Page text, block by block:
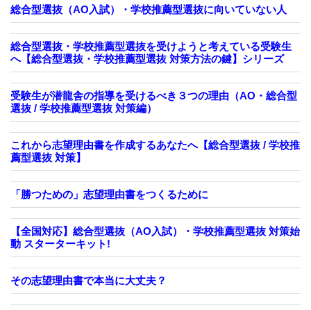
総合型選抜（AO入試）・学校推薦型選抜に向いていない人
総合型選抜・学校推薦型選抜を受けようと考えている受験生
へ【総合型選抜・学校推薦型選抜 対策方法の鍵】シリーズ
受験生が潜龍舎の指導を受けるべき３つの理由（AO・総合型
選抜 / 学校推薦型選抜 対策編）
これから志望理由書を作成するあなたへ【総合型選抜 / 学校推
薦型選抜 対策】
「勝つための」志望理由書をつくるために
【全国対応】総合型選抜（AO入試）・学校推薦型選抜 対策始
動 スターターキット!
その志望理由書で本当に大丈夫？